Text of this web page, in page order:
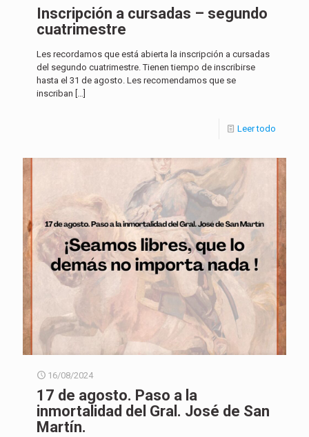
Inscripción a cursadas – segundo
cuatrimestre
Les recordamos que está abierta la inscripción a cursadas
del segundo cuatrimestre. Tienen tiempo de inscribirse
hasta el 31 de agosto. Les recomendamos que se
inscriban […]
Leer todo
16/08/2024
17 de agosto. Paso a la
inmortalidad del Gral. José de San
Martín.